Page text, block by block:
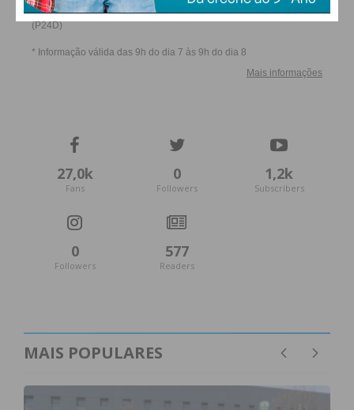
27,0k
Fans
0
Followers
1,2k
Subscribers
0
Followers
577
Readers
MAIS POPULARES